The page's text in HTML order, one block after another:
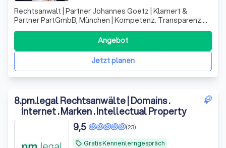
Rechtsanwalt | Partner Johannes Goetz | Klamert &
Partner PartGmbB, München | Kompetenz. Transparenz.
Vertrauen.
Jetzt planen
Angebot
8.pm.legal Rechtsanwälte | Domains .
Internet . Marken . Intellectual Property
local_offer Gratis Kennenlerngespräch
(23)
9,5